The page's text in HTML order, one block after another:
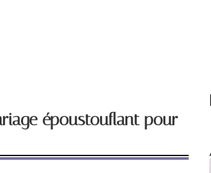
époustouflant pour